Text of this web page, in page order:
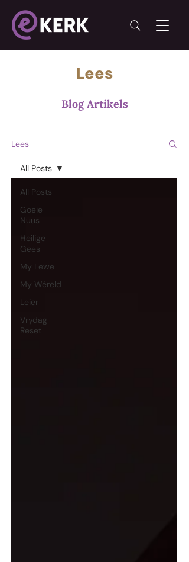
Lees
Blog Artikels
Lees
All Posts
Goeie
Nuus
Heilige
Gees
My Lewe
My Wêreld
Leier
Vrydag
Reset
All Posts